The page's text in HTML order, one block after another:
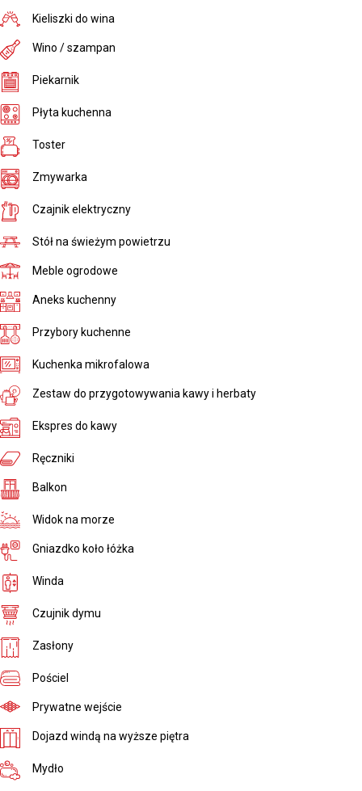
Kieliszki do wina
Wino / szampan
Piekarnik
Płyta kuchenna
Toster
Zmywarka
Czajnik elektryczny
Stół na świeżym powietrzu
Meble ogrodowe
Aneks kuchenny
Przybory kuchenne
Kuchenka mikrofalowa
Zestaw do przygotowywania kawy i herbaty
Ekspres do kawy
Ręczniki
Balkon
Widok na morze
Gniazdko koło łóżka
Winda
Czujnik dymu
Zasłony
Pościel
Prywatne wejście
Dojazd windą na wyższe piętra
Mydło